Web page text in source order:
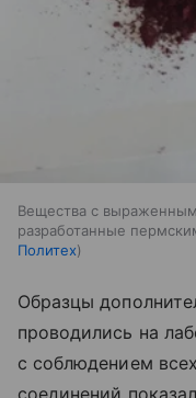
Вещества с
разработанные
Политех
Образцы
проводились на
с соблюдением
соединений